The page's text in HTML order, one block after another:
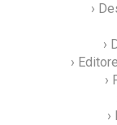
›
›
›
›